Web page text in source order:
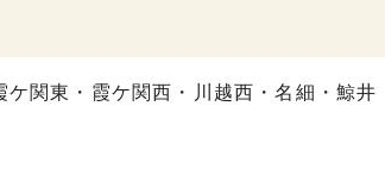
関東・霞ケ関西・川越西・名細・鯨井